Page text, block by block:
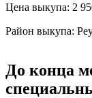
Цена выкупа: 2
Район выкупа:
До конца